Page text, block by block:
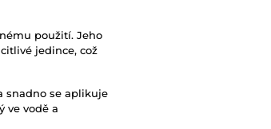
použití. Jeho
jedince, což
snadno se aplikuje
ve vodě a